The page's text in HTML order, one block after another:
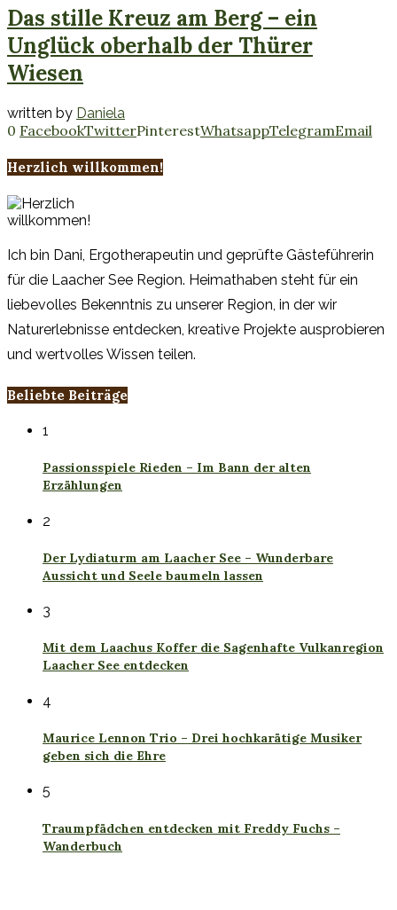
Das stille Kreuz am Berg – ein
Unglück oberhalb der Thürer
Wiesen
written by Daniela
0 FacebookTwitterPinterestWhatsappTelegramEmail
Herzlich willkommen!
Ich bin Dani, Ergotherapeutin und geprüfte Gästeführerin
für die Laacher See Region. Heimathaben steht für ein
liebevolles Bekenntnis zu unserer Region, in der wir
Naturerlebnisse entdecken, kreative Projekte ausprobieren
und wertvolles Wissen teilen.
Beliebte Beiträge
1
Passionsspiele Rieden – Im Bann der alten
Erzählungen
2
Der Lydiaturm am Laacher See – Wunderbare
Aussicht und Seele baumeln lassen
3
Mit dem Laachus Koffer die Sagenhafte Vulkanregion
Laacher See entdecken
4
Maurice Lennon Trio – Drei hochkarätige Musiker
geben sich die Ehre
5
Traumpfädchen entdecken mit Freddy Fuchs –
Wanderbuch